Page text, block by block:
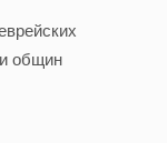
общин